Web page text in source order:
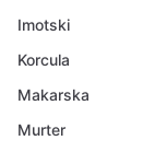
Imotski
Korcula
Makarska
Murter